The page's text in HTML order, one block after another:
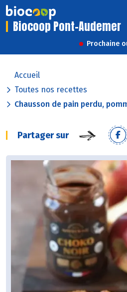
Biocoop Pont-Audemer
Prochaine
Accueil
Toutes nos recettes
Chausson de pain perdu,
Partager sur